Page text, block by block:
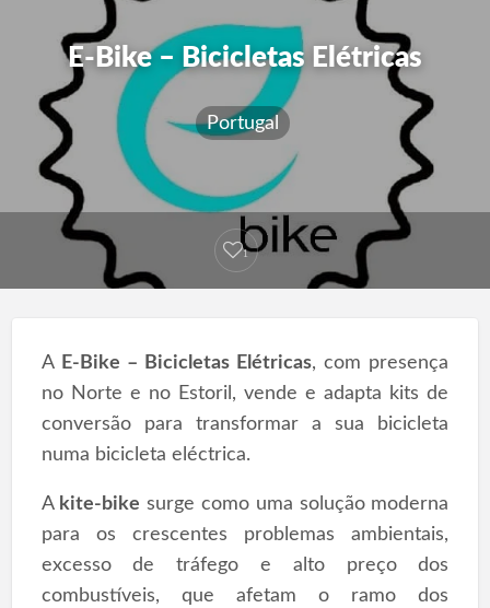
E-Bike – Bicicletas Elétricas
Portugal
1
A E-Bike – Bicicletas Elétricas, com presença
no Norte e no Estoril, vende e adapta kits de
conversão para transformar a sua bicicleta
numa bicicleta eléctrica.
A kite-bike surge como uma solução moderna
para os crescentes problemas ambientais,
excesso de tráfego e alto preço dos
combustíveis, que afetam o ramo dos